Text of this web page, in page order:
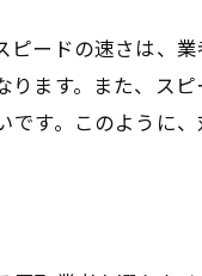
ピードの速さは、業
ます。また、スピ
です。このように、